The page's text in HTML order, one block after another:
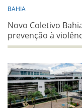
BAHIA
Novo Coletivo
prevenção à